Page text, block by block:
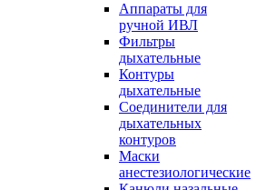
Аппараты для
ручной ИВЛ
Фильтры
дыхательные
Контуры
дыхательные
Соединители для
дыхательных
контуров
Маски
анестезиологические